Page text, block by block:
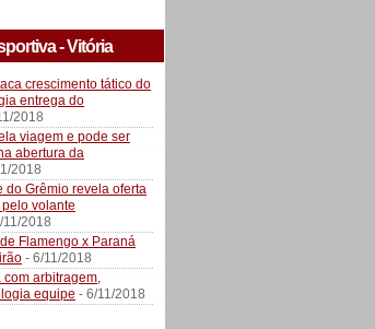
- Vitória
crescimento tático do
entrega do
2018
viagem e pode ser
abertura da
2018
do Grêmio revela oferta
volante
11/2018
Flamengo x Paraná
- 6/11/2018
com arbitragem,
equipe - 6/11/2018